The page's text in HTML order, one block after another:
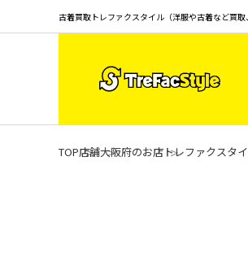
古着買取トレファクスタイル（洋服や古着など買
TOP店舗大阪府のお店 トレファクスタ